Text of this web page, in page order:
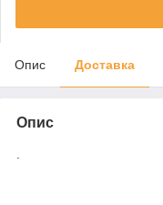
Опис Доставка
Опис